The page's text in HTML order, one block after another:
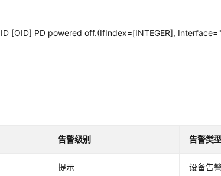
[OID] PD powered off.(IfIndex=[INTEGER],
告警级别 告警类
提示 设备告